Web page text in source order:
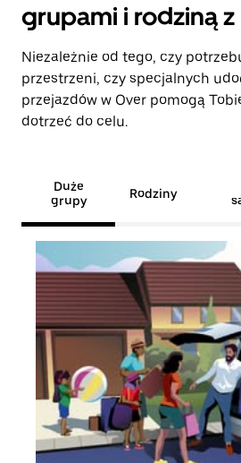
grupami i rodziną
Niezależnie od tego, czy
przestrzeni, czy specjalnych
przejazdów w Over pomogą
dotrzeć do celu.
Duże
grupy
Rodziny